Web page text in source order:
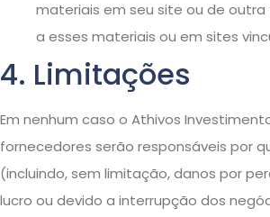
materiais em seu site ou de
a esses materiais ou em sites
4. Limitações
Em nenhum caso o Athivos
fornecedores serão responsáveis ​​por
(incluindo, sem limitação, danos por
lucro ou devido a interrupção dos